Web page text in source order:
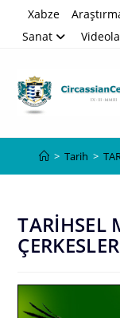
Xabze
Sanat
> Tarih >
TARİHSEL
ÇERKESLER